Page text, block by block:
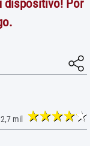
dispositivo! Por
2,7 mil